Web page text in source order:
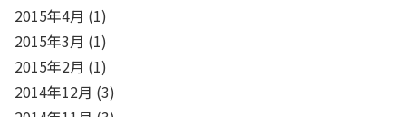
2015年4月 (1)
2015年3月 (1)
2015年2月 (1)
2014年12月 (3)